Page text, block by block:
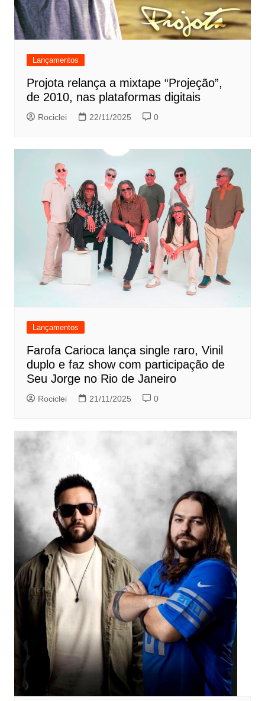
Lançamentos
Projota relança a mixtape “Projeção”,
de 2010, nas plataformas digitais
Rociclei 22/11/2025 0
Lançamentos
Farofa Carioca lança single raro, Vinil
duplo e faz show com participação de
Seu Jorge no Rio de Janeiro
Rociclei 21/11/2025 0